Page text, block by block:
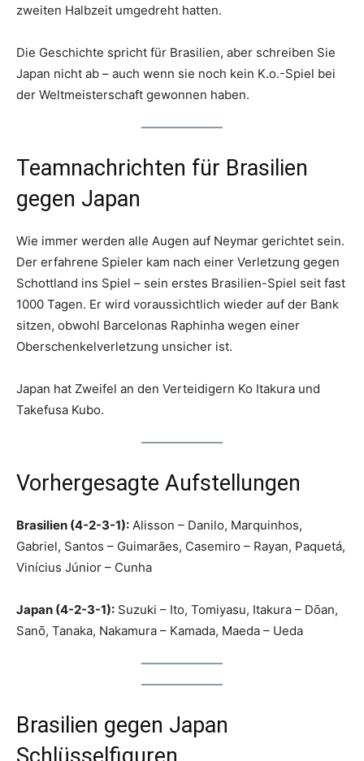
zweiten Halbzeit umgedreht hatten.
Die Geschichte spricht für Brasilien, aber schreiben Sie
Japan nicht ab – auch wenn sie noch kein K.o.-Spiel bei
der Weltmeisterschaft gewonnen haben.
Teamnachrichten für Brasilien
gegen Japan
Wie immer werden alle Augen auf Neymar gerichtet sein.
Der erfahrene Spieler kam nach einer Verletzung gegen
Schottland ins Spiel – sein erstes Brasilien-Spiel seit fast
1000 Tagen. Er wird voraussichtlich wieder auf der Bank
sitzen, obwohl Barcelonas Raphinha wegen einer
Oberschenkelverletzung unsicher ist.
Japan hat Zweifel an den Verteidigern Ko Itakura und
Takefusa Kubo.
Vorhergesagte Aufstellungen
Brasilien (4-2-3-1): Alisson – Danilo, Marquinhos,
Gabriel, Santos – Guimarães, Casemiro – Rayan, Paquetá,
Vinícius Júnior – Cunha
Japan (4-2-3-1): Suzuki – Ito, Tomiyasu, Itakura – Dōan,
Sanō, Tanaka, Nakamura – Kamada, Maeda – Ueda
Brasilien gegen Japan